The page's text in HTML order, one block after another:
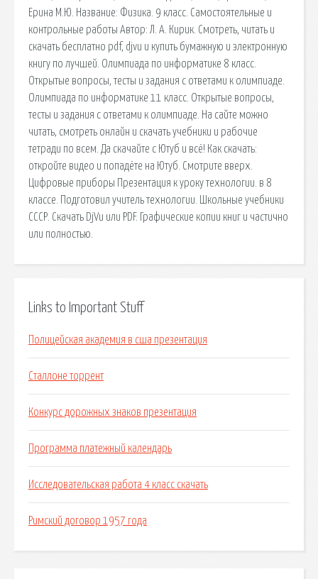
Ерина М.Ю. Название: Физика. 9 класс. Самостоятельные и
контрольные работы Автор: Л. А. Кирик. Смотреть, читать и
скачать бесплатно pdf, djvu и купить бумажную и электронную
книгу по лучшей. Олимпиада по информатике 8 класс.
Открытые вопросы, тесты и задания с ответами к олимпиаде.
Олимпиада по информатике 11 класс. Открытые вопросы,
тесты и задания с ответами к олимпиаде. На сайте можно
читать, смотреть онлайн и скачать учебники и рабочие
тетради по всем. Да скачайте с Ютуб и всё! Как скачать:
откройте видео и попадёте на Ютуб. Смотрите вверх.
Цифровые приборы Презентация к уроку технологии. в 8
классе. Подготовил учитель технологии. Школьные учебники
СССР. Скачать DjVu или PDF. Графические копии книг и частично
или полностью.
Links to Important Stuff
Полицейская академия в сша презентация
Сталлоне торрент
Конкурс дорожных знаков презентация
Программа платежный календарь
Исследовательская работа 4 класс скачать
Римский договор 1957 года